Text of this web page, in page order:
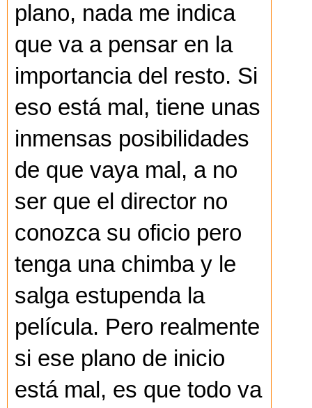
plano, nada me indica
que va a pensar en la
importancia del resto. Si
eso está mal, tiene unas
inmensas posibilidades
de que vaya mal, a no
ser que el director no
conozca su oficio pero
tenga una chimba y le
salga estupenda la
película. Pero realmente
si ese plano de inicio
está mal, es que todo va